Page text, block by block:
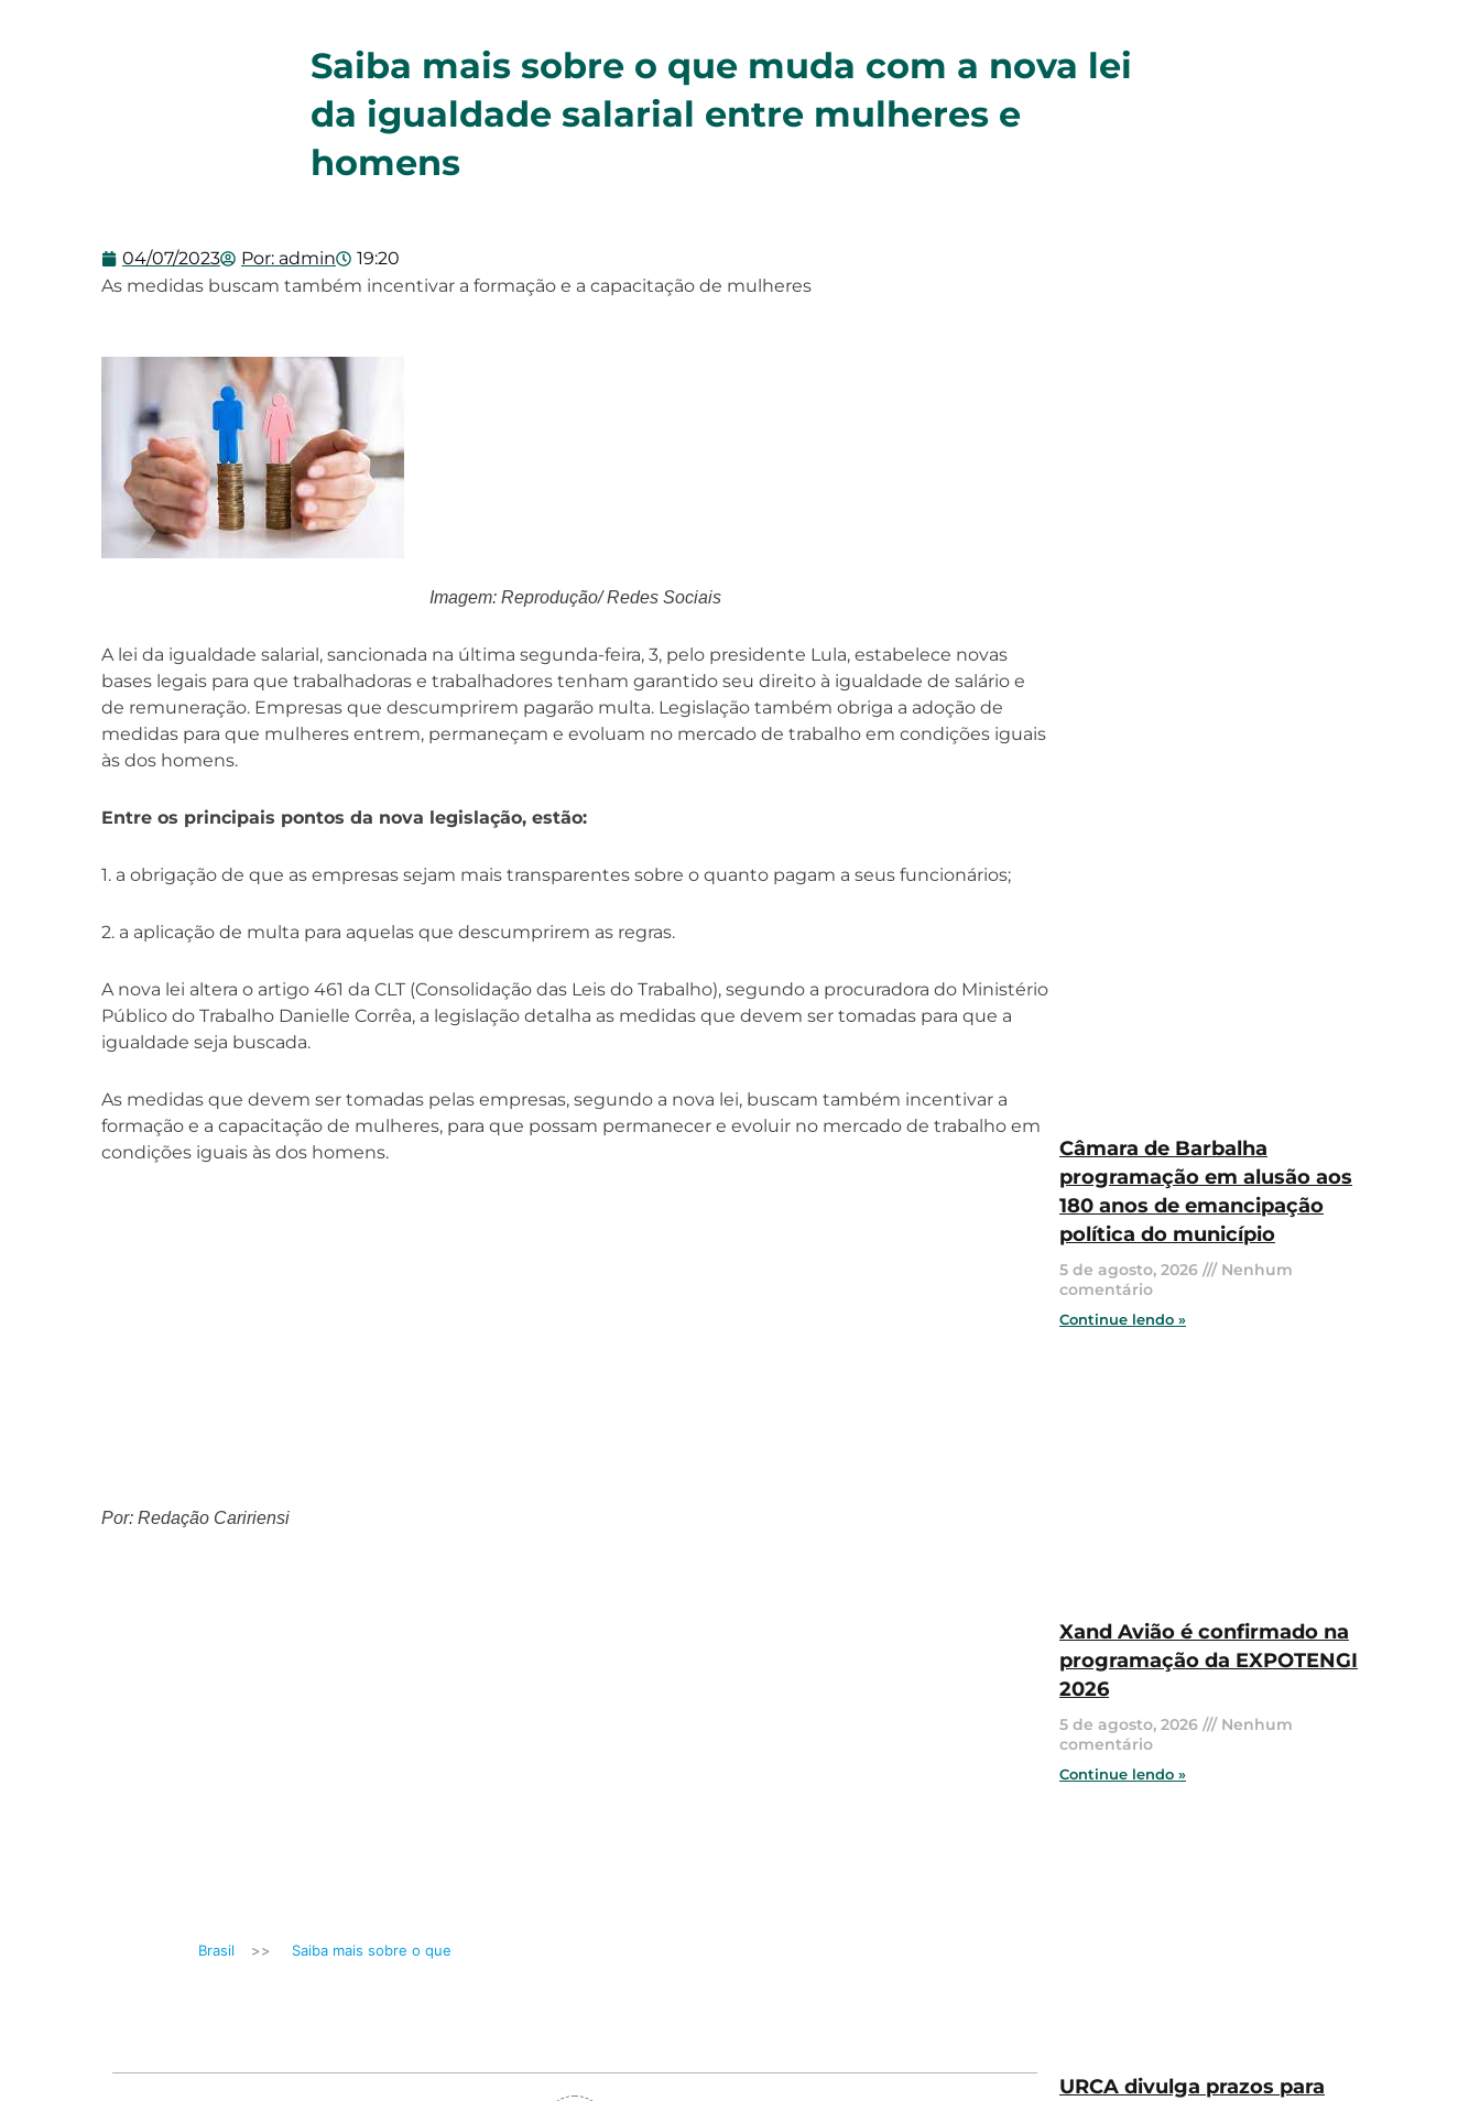
Saiba mais sobre o que muda com a nova lei
da igualdade salarial entre mulheres e
homens
04/07/2023 Por: admin
19:20
As medidas buscam também incentivar a formação e a capacitação de mulheres
Imagem: Reprodução/ Redes Sociais
A lei da igualdade salarial, sancionada na última segunda-feira, 3, pelo presidente Lula, estabelece novas
bases legais para que trabalhadoras e trabalhadores tenham garantido seu direito à igualdade de salário e
de remuneração. Empresas que descumprirem pagarão multa. Legislação também obriga a adoção de
medidas para que mulheres entrem, permaneçam e evoluam no mercado de trabalho em condições iguais
às dos homens.
Entre os principais pontos da nova legislação, estão:
1. a obrigação de que as empresas sejam mais transparentes sobre o quanto pagam a seus funcionários;
2. a aplicação de multa para aquelas que descumprirem as regras.
A nova lei altera o artigo 461 da CLT (Consolidação das Leis do Trabalho), segundo a procuradora do Ministério
Público do Trabalho Danielle Corrêa, a legislação detalha as medidas que devem ser tomadas para que a
igualdade seja buscada.
As medidas que devem ser tomadas pelas empresas, segundo a nova lei, buscam também incentivar a
formação e a capacitação de mulheres, para que possam permanecer e evoluir no mercado de trabalho em
condições iguais às dos homens.
Por: Redação Caririensi
Brasil >> Saiba mais sobre o que
Câmara de Barbalha
programação em alusão aos
180 anos de emancipação
política do município
5 de agosto, 2026
Nenhum
comentário
Continue lendo »
Xand Avião é confirmado na
programação da EXPOTENGI
2026
5 de agosto, 2026
Nenhum
comentário
Continue lendo »
URCA divulga prazos para